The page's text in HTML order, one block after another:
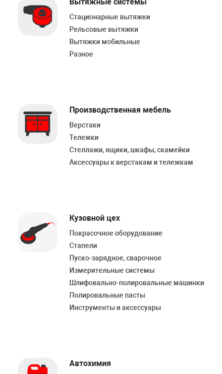
Стационарные вытяжки
Рельсовые вытяжки
Вытяжки мобильные
Разное
Производственная мебель
Верстаки
Тележки
Стеллажи, ящики, шкафы, скамейки
Аксессуары к верстакам и тележкам
Кузовной цех
Покрасочное оборудование
Стапели
Пуско-зарядное, сварочное
Измерительные системы
Шлифовально-полировальные машинки
Полировальные пасты
Инструменты и аксессуары
Автохимия